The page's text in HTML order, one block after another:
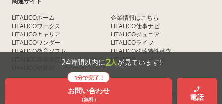
24時間以内に2人が見ています!
1分で完了！
お問い合わせ
（無料） 電話
LITALICOホーム
LITALICOワークス
LITALICOキャリア
LITALICOワンダー
LITALICO教育ソフト
企業情報はこちら
LITALICO仕事ナビ
LITALICOジュニア
LITALICOライフ
LITALICO発達特性検査
LITALICOレジデンス
COPYRIGHT © LITALICO Inc. ALL RIGHTS RESERVED